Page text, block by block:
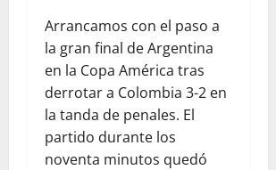
Arrancamos con el paso a
la gran final de Argentina
en la Copa América tras
derrotar a Colombia 3-2 en
la tanda de penales. El
partido durante los
noventa minutos quedó